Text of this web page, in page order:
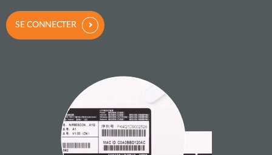
SE CONNECTER